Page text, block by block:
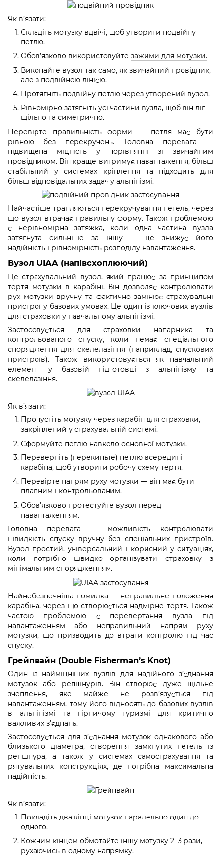
Як в’язати:
Складіть мотузку вдвічі, щоб утворити подвійну
петлю.
Обов’язково використовуйте зажими для мотузки.
Виконайте вузол так само, як звичайний провідник,
але з подвійною лінією.
Протягніть подвійну петлю через утворений вузол.
Рівномірно затягніть усі частини вузла, щоб він ліг
щільно та симетрично.
Перевірте правильність форми — петля має бути
рівною без перекручень. Головна перевага —
підвищена міцність у порівнянні зі звичайним
провідником. Він краще витримує навантаження, більш
стабільний у системах кріплення та підходить для
більш відповідальних задач у альпінізмі.
Найчастіше трапляються перекручування петель, через
що вузол втрачає правильну форму. Також проблемою
є нерівномірна затяжка, коли одна частина вузла
затягнута сильніше за іншу — це знижує його
надійність і рівномірність розподілу навантаження.
Вузол UIAA (напівсхоплюючий)
Це страхувальний вузол, який працює за принципом
тертя мотузки в карабіні. Він дозволяє контролювати
рух мотузки вручну та фактично замінює страхувальні
пристрої у базових умовах. Це один із ключових вузлів
для страховки у навчальному альпінізмі.
Застосовується для страховки напарника та
контрольованого спуску, коли немає спеціального
спорядження для скелелазіння (наприклад, спускових
пристроїв). Також використовується як навчальний
елемент у базовій підготовці з альпінізму та
скелелазіння.
Як в’язати:
Пропустіть мотузку через карабін для страховки,
закріплений у страхувальній системі.
Сформуйте петлю навколо основної мотузки.
Переверніть (перекиньте) петлю всередині
карабіна, щоб утворити робочу схему тертя.
Перевірте напрям руху мотузки — він має бути
плавним і контрольованим.
Обов’язково протестуйте вузол перед
навантаженням.
Головна перевага — можливість контролювати
швидкість спуску вручну без спеціальних пристроїв.
Вузол простий, універсальний і корисний у ситуаціях,
коли потрібно швидко організувати страховку з
мінімальним спорядженням.
Найнебезпечніша помилка — неправильне положення
карабіна, через що створюється надмірне тертя. Також
частою проблемою є перевертання вузла під
навантаженням або неправильний напрям руху
мотузки, що призводить до втрати контролю під час
спуску.
Грейпвайн (Double Fisherman’s Knot)
Один із найміцніших вузлів для надійного з’єднання
мотузок або репшнурів. Він створює дуже щільне
зчеплення, яке майже не розв’язується під
навантаженням, тому його відносять до базових вузлів
в альпінізмі та гірничому туризмі для критично
важливих з’єднань.
Застосовується для з’єднання мотузок однакового або
близького діаметра, створення замкнутих петель із
репшнура, а також у системах самострахування та
рятувальних конструкціях, де потрібна максимальна
надійність.
Як в’язати:
Покладіть два кінці мотузок паралельно один до
одного.
Кожним кінцем обмотайте іншу мотузку 2–3 рази,
рухаючись в одному напрямку.